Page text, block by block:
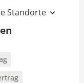
Standorte